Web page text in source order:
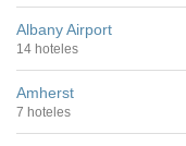
Albany Airport
14 hoteles
Amherst
7 hoteles